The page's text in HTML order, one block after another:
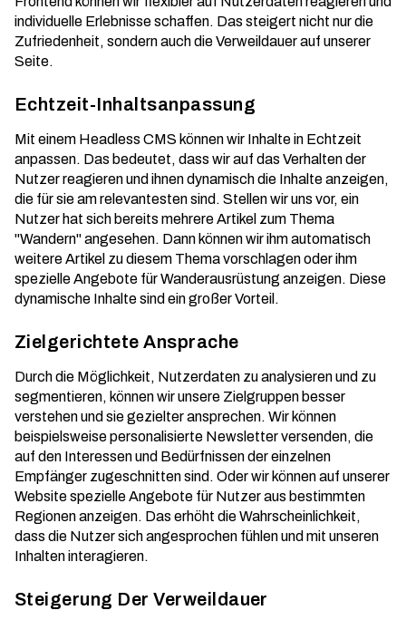
individuelle Erlebnisse schaffen. Das steigert nicht nur die
Zufriedenheit, sondern auch die Verweildauer auf unserer
Seite.
Echtzeit-Inhaltsanpassung
Mit einem Headless CMS können wir Inhalte in Echtzeit
anpassen. Das bedeutet, dass wir auf das Verhalten der
Nutzer reagieren und ihnen dynamisch die Inhalte anzeigen,
die für sie am relevantesten sind. Stellen wir uns vor, ein
Nutzer hat sich bereits mehrere Artikel zum Thema
"Wandern" angesehen. Dann können wir ihm automatisch
weitere Artikel zu diesem Thema vorschlagen oder ihm
spezielle Angebote für Wanderausrüstung anzeigen. Diese
dynamische Inhaltesind ein großer Vorteil.
Zielgerichtete Ansprache
Durch die Möglichkeit, Nutzerdaten zu analysieren und zu
segmentieren, können wir unsere Zielgruppen besser
verstehen und sie gezielter ansprechen. Wir können
beispielsweise personalisierte Newsletter versenden, die
auf den Interessen und Bedürfnissen der einzelnen
Empfänger zugeschnitten sind. Oder wir können auf unserer
Website spezielle Angebote für Nutzer aus bestimmten
Regionen anzeigen. Das erhöht die Wahrscheinlichkeit,
dass die Nutzer sich angesprochen fühlen und mit unseren
Inhalten interagieren.
Steigerung Der Verweildauer